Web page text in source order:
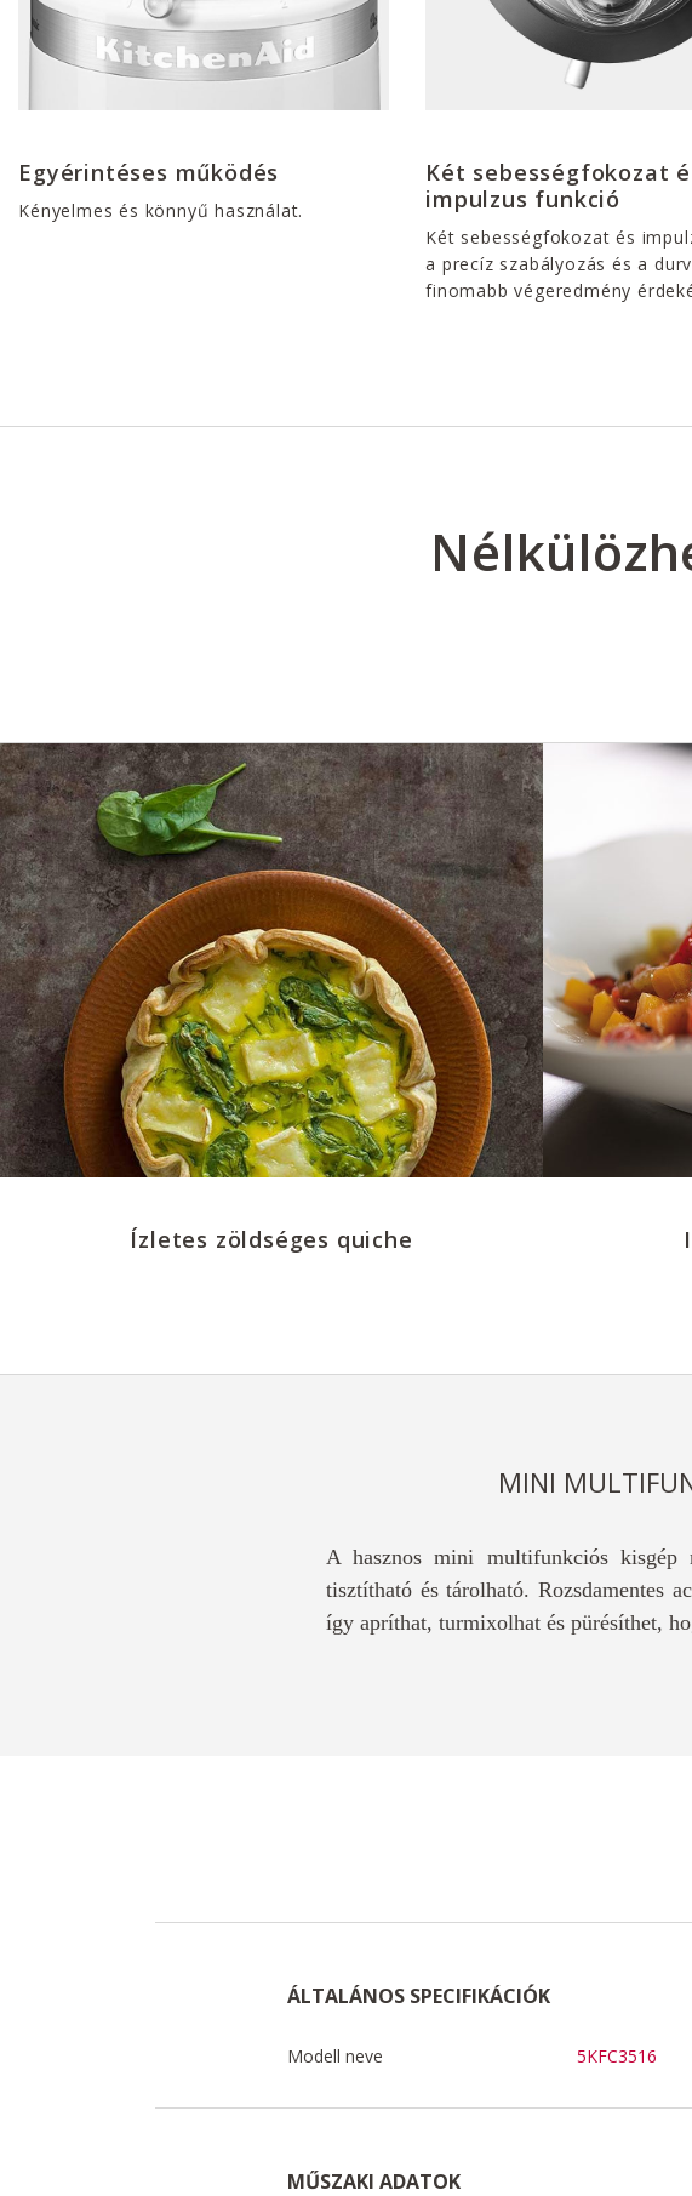
Egyérintéses működés
Kényelmes és könnyű használat.
Két sebességfokozat
impulzus funkció
Két sebességfokozat és
a precíz szabályozás és a
finomabb végeredmény
Ízletes zöldséges quiche
MINI
A hasznos mini multifunkciós kisgép
tisztítható és tárolható. Rozsdamentes
így apríthat, turmixolhat és pürésíthet,
ÁLTALÁNOS SPECIFIKÁCIÓK
Modell neve 5KFC3516
MŰSZAKI ADATOK